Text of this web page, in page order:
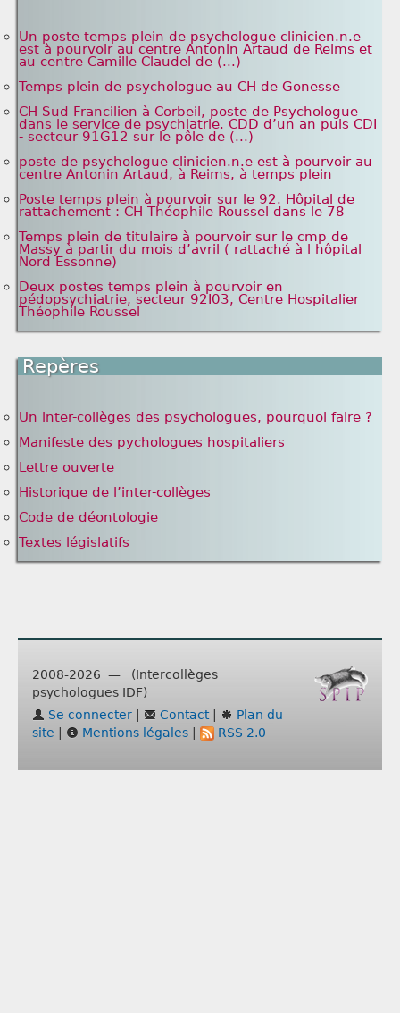
Un poste temps plein de psychologue clinicien.n.e
est à pourvoir au centre Antonin Artaud de Reims et
au centre Camille Claudel de (...)
Temps plein de psychologue au CH de Gonesse
CH Sud Francilien à Corbeil, poste de Psychologue
dans le service de psychiatrie. CDD d’un an puis CDI
- secteur 91G12 sur le pôle de (...)
poste de psychologue clinicien.n.e est à pourvoir au
centre Antonin Artaud, à Reims, à temps plein
Poste temps plein à pourvoir sur le 92. Hôpital de
rattachement : CH Théophile Roussel dans le 78
Temps plein de titulaire à pourvoir sur le cmp de
Massy à partir du mois d’avril ( rattaché à l hôpital
Nord Essonne)
Deux postes temps plein à pourvoir en
pédopsychiatrie, secteur 92I03, Centre Hospitalier
Théophile Roussel
Repères
Un inter-collèges des psychologues, pourquoi faire ?
Manifeste des pychologues hospitaliers
Lettre ouverte
Historique de l’inter-collèges
Code de déontologie
Textes législatifs
2008-2026 — (Intercollèges
psychologues IDF)
Se connecter | Contact|
Plan du
site | Mentions légales | RSS 2.0